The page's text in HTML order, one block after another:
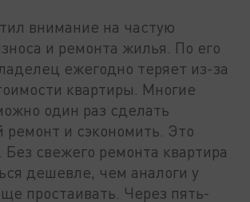
внимание на частую
и ремонта жилья. По его
ежегодно теряет из-за
квартиры. Многие
один раз сделать
и сэкономить. Это
свежего ремонта квартира
дешевле, чем аналоги у
простаивать. Через пять-